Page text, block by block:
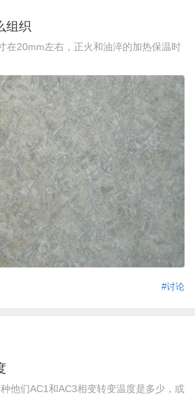
组织
在20mm左右，正火和油淬的加热保温时
#讨论
他们AC1和AC3相变转变温度是多少，或